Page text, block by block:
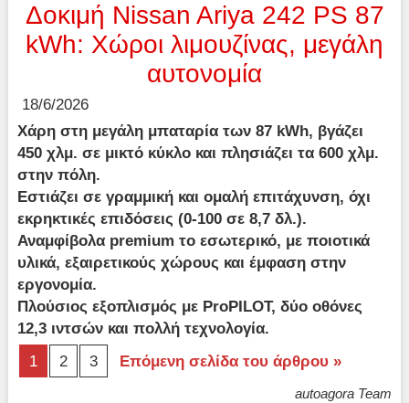
Δοκιμή Nissan Ariya 242 PS 87
kWh: Χώροι λιμουζίνας, μεγάλη
αυτονομία
18/6/2026
Χάρη στη μεγάλη μπαταρία των 87 kWh, βγάζει
450 χλμ. σε μικτό κύκλο και πλησιάζει τα 600 χλμ.
στην πόλη.
Εστιάζει σε γραμμική και ομαλή επιτάχυνση, όχι
εκρηκτικές επιδόσεις (0-100 σε 8,7 δλ.).
Αναμφίβολα premium το εσωτερικό, με ποιοτικά
υλικά, εξαιρετικούς χώρους και έμφαση στην
εργονομία.
Πλούσιος εξοπλισμός με ProPILOT, δύο οθόνες
12,3 ιντσών και πολλή τεχνολογία.
1
2 3 Επόμενη σελίδα του άρθρου »
autoagora Team